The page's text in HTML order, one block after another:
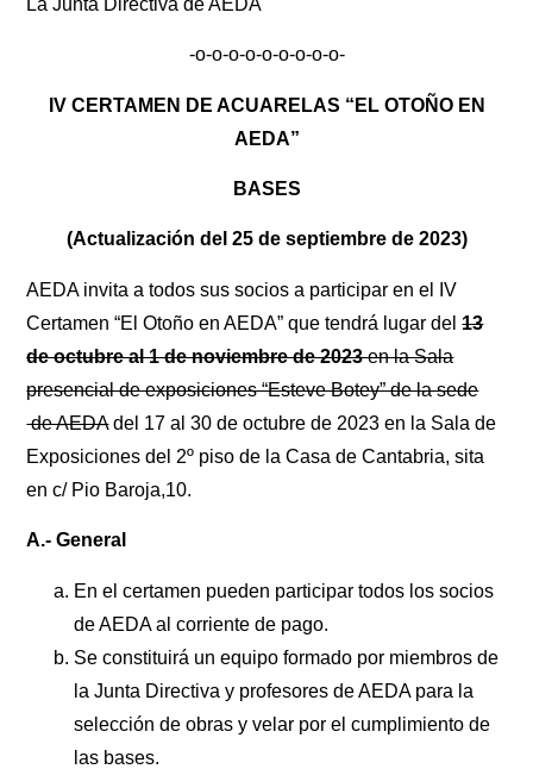
-o-o-o-o-o-o-o-o-o-
IV CERTAMEN DE ACUARELAS “EL OTOÑO EN
AEDA”
BASES
(Actualización del 25 de septiembre de 2023)
AEDA invita a todos sus socios a participar en el IV
Certamen “El Otoño en AEDA” que tendrá lugar del13
de octubre al 1 de noviembre de 2023en la Sala
presencial de exposiciones “Esteve Botey” de la sede
de AEDAdel 17 al 30 de octubre de 2023 en la Sala de
Exposiciones del 2º piso de la Casa de Cantabria, sita
en c/ Pio Baroja,10.
A.- General
En el certamen pueden participar todos los socios
de AEDA al corriente de pago.
Se constituirá un equipo formado por miembros de
la Junta Directiva y profesores de AEDA para la
selección de obras y velar por el cumplimiento de
las bases.